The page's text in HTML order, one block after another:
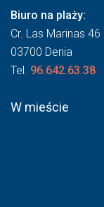
Biuro na plaży:
Cr. Las Marinas 46
03700 Denia
Tel. 96.642.63.38
W mieście